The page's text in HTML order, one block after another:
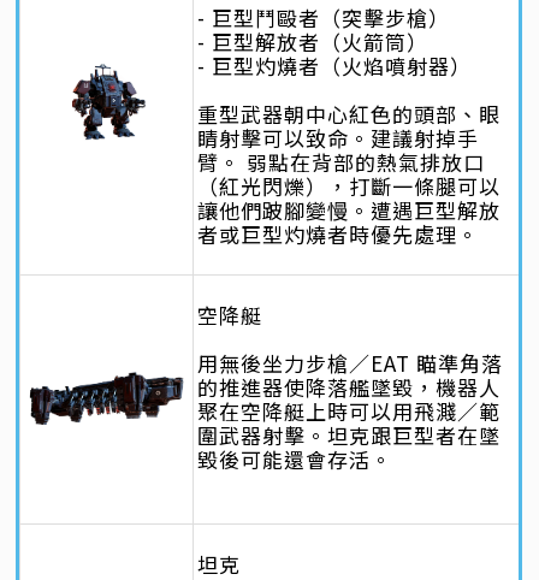
- 巨型鬥毆者（突擊步槍）
- 巨型解放者（火箭筒）
- 巨型灼燒者（火焰噴射器）
重型武器朝中心紅色的頭部、眼
睛射擊可以致命。建議射掉手
臂。 弱點在背部的熱氣排放口
（紅光閃爍），打斷一條腿可以
讓他們跛腳變慢。遭遇巨型解放
者或巨型灼燒者時優先處理。
空降艇
用無後坐力步槍／EAT 瞄準角落
的推進器使降落艦墜毀，機器人
聚在空降艇上時可以用飛濺／範
圍武器射擊。坦克跟巨型者在墜
毀後可能還會存活。
坦克